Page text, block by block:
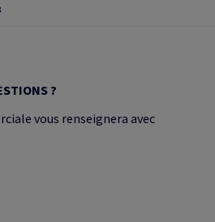
?
vous renseignera avec